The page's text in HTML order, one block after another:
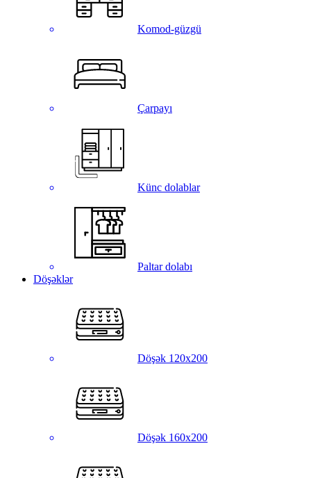
Komod-güzgü
Çarpayı
Künc dolablar
Paltar dolabı
Döşəklər
Döşək 120x200
Döşək 160x200